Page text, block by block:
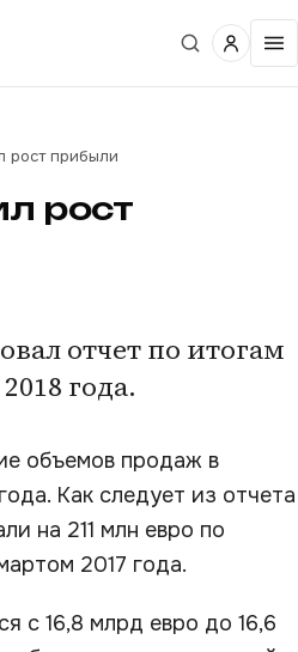
рост прибыли
рост
отчет по итогам
года.
объемов продаж в
Как следует из отчета
на 211 млн евро по
2017 года.
с 16,8 млрд евро до 16,6